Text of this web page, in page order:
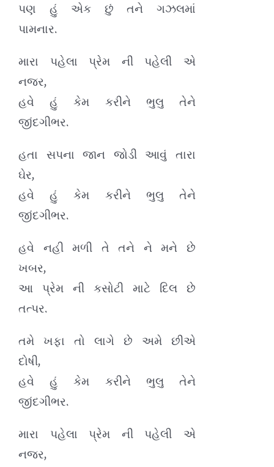
પણ હું એક છું તને ગઝલમાં
પામનાર.
મારા પહેલા પ્રેમ ની પહેલી એ
નજર,
હવે હું કેમ કરીને ભુલુ તેને
જીંદગીભર.
હતા સપના જાન જોડી આવું તારા
ઘેર,
હવે હું કેમ કરીને ભુલુ તેને
જીંદગીભર.
હવે નહી મળી તે તને ને મને છે
ખબર,
આ પ્રેમ ની કસોટી માટે દિલ છે
તત્પર.
તમે ખફા તો લાગે છે અમે છીએ
દોષી,
હવે હું કેમ કરીને ભુલુ તેને
જીંદગીભર.
મારા પહેલા પ્રેમ ની પહેલી એ
નજર,